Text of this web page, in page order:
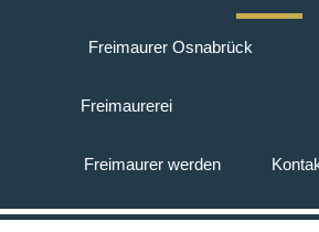
Freimaurer Osnabrück
Freimaurerei
Freimaurer werden